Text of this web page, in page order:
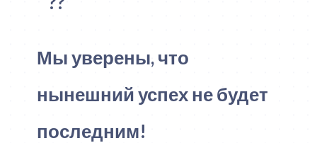
Мы уверены, что
нынешний успех не будет
последним!